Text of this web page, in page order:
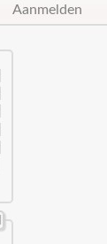
Aanmelden